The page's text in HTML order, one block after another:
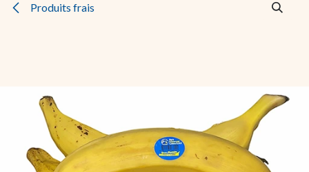
Produits frais